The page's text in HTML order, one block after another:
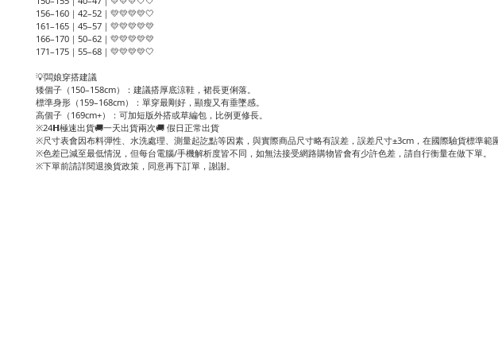
156–160｜42–52｜💛💛💛💛🤍
161–165｜45–57｜💛💛💛💛💛
166–170｜50–62｜💛💛💛💛💛
171–175｜55–68｜💛💛💛💛🤍
💡闆娘穿搭建議
矮個子（150–158cm）：建議搭厚底涼鞋，裙長更俐落。
標準身形（159–168cm）：單穿最剛好，顯瘦又有垂墜感。
高個子（169cm+）：可加短版外搭或草編包，比例更修長。
※24𝗛極速出貨🚚一天出貨兩次🚚 假日正常出貨
※尺寸表會因布料彈性、水洗處理、測量起訖點等因素，與實際商品尺寸略有誤差，誤差尺寸±3cm，在國際驗貨標準範
※色差已減至最低情況，但每台電腦/手機解析度皆不同，如無法接受網路購物皆會有少許色差，請自行衡量在做下單。
※下單前請詳閱退換貨政策，同意再下訂單，謝謝。